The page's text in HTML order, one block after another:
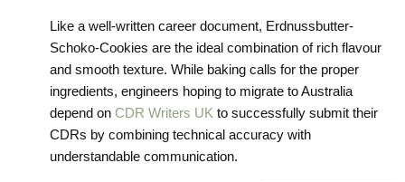
Like a well-written career document, Erdnussbutter-
Schoko-Cookies are the ideal combination of rich flavour
and smooth texture. While baking calls for the proper
ingredients, engineers hoping to migrate to Australia
depend on CDR Writers UK to successfully submit their
CDRs by combining technical accuracy with
understandable communication.